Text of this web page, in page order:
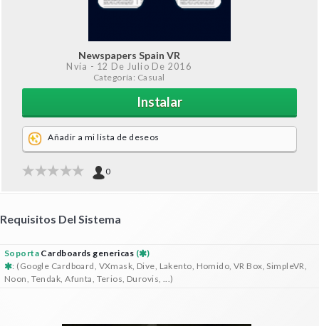
Newspapers Spain VR
Nvía - 12 De Julio De 2016
Categoría: Casual
Instalar
Añadir a mi lista de deseos
0
Requisitos Del Sistema
Soporta Cardboards genericas (
)
: (Google Cardboard, VXmask, Dive, Lakento, Homido, VR Box, SimpleVR,
Noon, Tendak, Afunta, Terios, Durovis, ...)